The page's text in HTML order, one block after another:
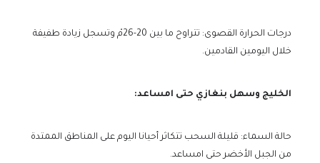
درجات الحرارة القصوى: تتراوح ما بين 20-26مْ وتسجل زيادة طفيفة
خلال اليومين القادمين.
الخليج وسهل بنغازي حتى امساعد:
حالة السماء: قليلة السحب تتكاثر أحيانا اليوم على المناطق الممتدة
من الجبل الأخضر حتى امساعد.